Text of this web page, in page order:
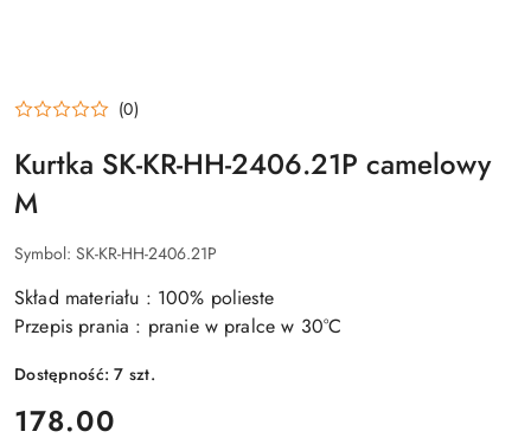
(0)
Kurtka SK-KR-HH-2406.21P camelowy
M
Symbol: SK-KR-HH-2406.21P
Skład materiału : 100% polieste
Przepis prania : pranie w pralce w 30°C
Dostępność:7 szt.
cena:
178.00